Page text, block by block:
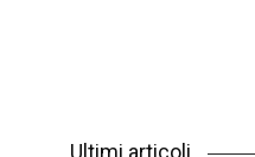
Ultimi articoli